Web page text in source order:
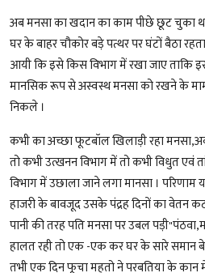
अब मनसा का खदान का काम पीछे छूट चुका
घर के बाहर चौकोर बड़े पत्थर पर घंटों बैठा
आयी कि इसे किस विभाग में रखा जाए ताकि
मानसिक रूप से अस्वस्थ मनसा को रखने के
निकले ।
कभी का अच्छा फूटबॉल खिलाड़ी रहा
तो कभी उत्खनन विभाग में तो कभी विधुत एवं
विभाग में उछाला जाने लगा मानसा ।
हाजरी के बावजूद उसके पंद्रह दिनों का वेतन
पानी की तरह पति मनसा पर उबल
हालत रही तो एक -एक कर घर के सारे समान
तभी एक दिन फूचा महतो ने परबतिया के कान